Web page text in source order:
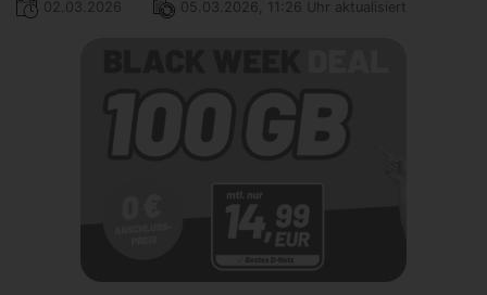
02.03.2026 05.03.2026, 11:26 Uhr aktualisiert